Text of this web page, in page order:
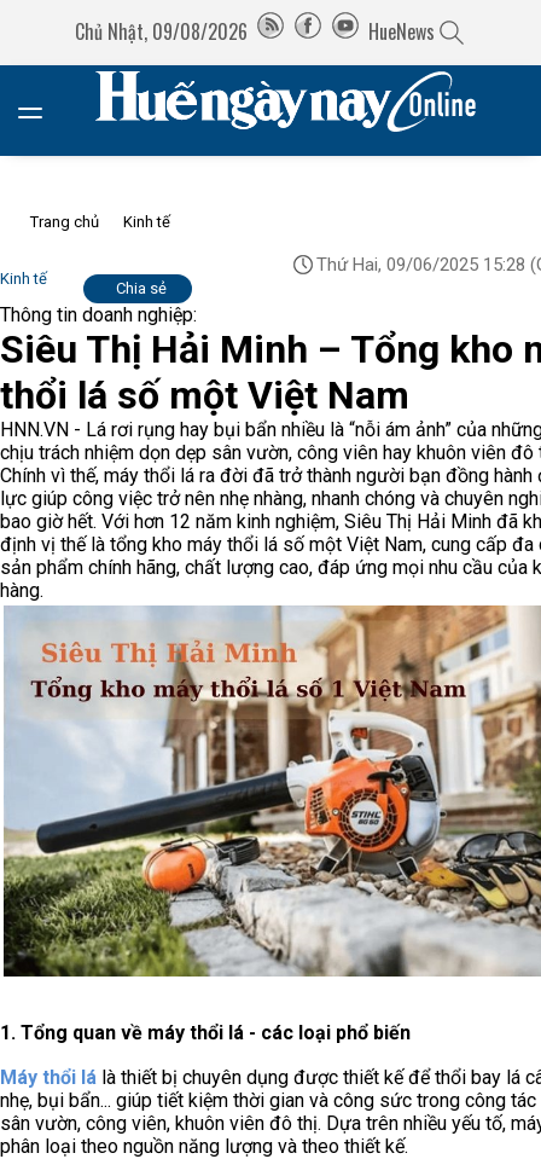
Chủ Nhật, 09/08/2026 HueNews
Trang chủ Kinh tế
Kinh tế
Thứ Hai, 09/06/2025 15:28
Chia sẻ
Thông tin doanh nghiệp:
Siêu Thị Hải Minh – Tổng kho
thổi lá số một Việt Nam
HNN.VN - Lá rơi rụng hay bụi bẩn nhiều là “nỗi ám ảnh” của
chịu trách nhiệm dọn dẹp sân vườn, công viên hay khuôn viên đô
Chính vì thế, máy thổi lá ra đời đã trở thành người bạn đồng hành
lực giúp công việc trở nên nhẹ nhàng, nhanh chóng và chuyên
bao giờ hết. Với hơn 12 năm kinh nghiệm, Siêu Thị Hải Minh đã
định vị thế là tổng kho máy thổi lá số một Việt Nam, cung cấp đa
sản phẩm chính hãng, chất lượng cao, đáp ứng mọi nhu cầu của
hàng.
1. Tổng quan về máy thổi lá - các loại phổ biến
Máy thổi lá là thiết bị chuyên dụng được thiết kế để thổi bay lá
nhẹ, bụi bẩn... giúp tiết kiệm thời gian và công sức trong công
sân vườn, công viên, khuôn viên đô thị. Dựa trên nhiều yếu tố,
phân loại theo nguồn năng lượng và theo thiết kế.